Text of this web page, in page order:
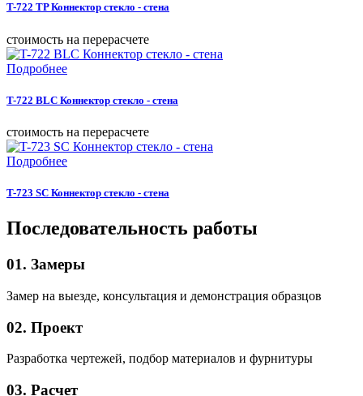
T-722 TP Коннектор стекло - стена
cтоимость на перерасчете
Подробнее
T-722 BLC Коннектор стекло - стена
cтоимость на перерасчете
Подробнее
T-723 SC Коннектор стекло - стена
Последовательность работы
01. Замеры
Замер на выезде, консультация и демонстрация образцов
02. Проект
Разработка чертежей, подбор материалов и фурнитуры
03. Расчет